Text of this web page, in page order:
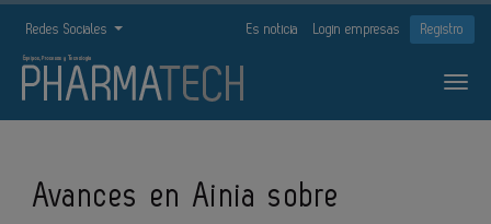
Redes Sociales Es noticia Login empresas Registro
Avances en Ainia sobre